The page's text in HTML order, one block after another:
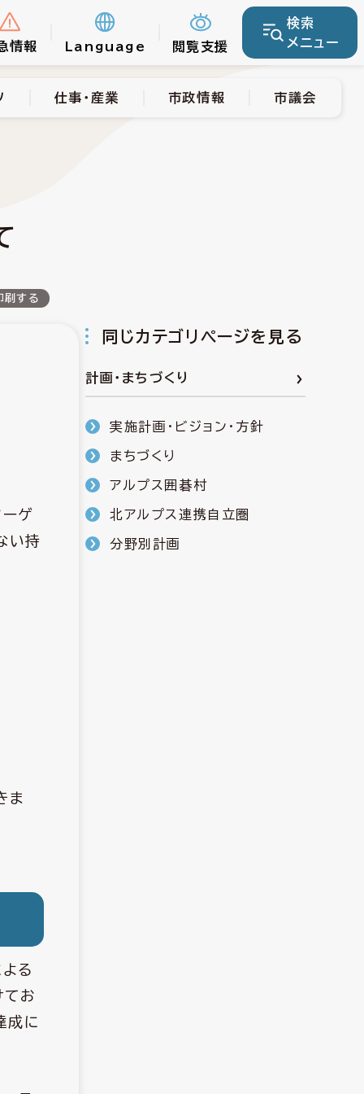
情報 Language 閲覧支援
検索
メニュー
市政情報 市議会
仕事・産業 市政情報 市議会
刷する
ゲ
い持
ま
る
てお
成に
同じカテゴリページを見る
計画・まちづくり
実施計画・ビジョン・方針
まちづくり
アルプス囲碁村
北アルプス連携自立圏
分野別計画